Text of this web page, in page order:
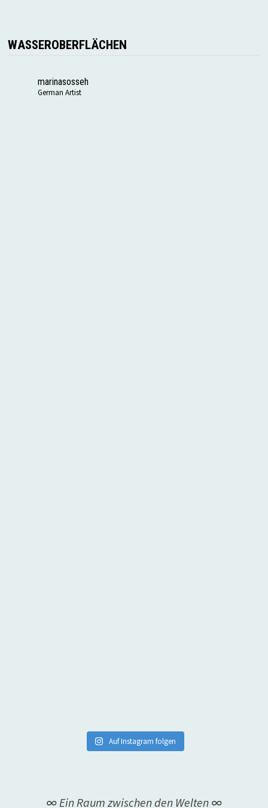
WASSEROBERFLÄCHEN
marinasosseh
German Artist
Auf Instagram folgen
∞ Ein Raum zwischen den Welten ∞